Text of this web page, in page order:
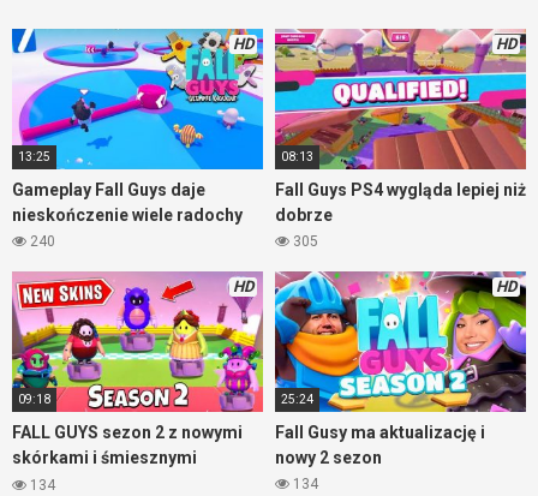
rozgrywki. Ogląda się go niezwykle przyjemnie i widać na nim
podstawowe mechaniki rozgrywki. Dzięki temu możecie
zdecydować, czy macie ochotę zagrać w tą nietuzinkową grę.
Fall Guys zwiastun pokazuje, że gry aby być popularne i
grywalne nie muszą być brutalne. Ta gra przesiąknięta jest
rywalizacją, ale nie ma w niej zbyt wiele przemocy. Uczy
współzawodnictwa i pokazuje, że przy konsoli można
świetnie się bawić. To rozrywka dla całej rodziny.
HD
13:25
Gameplay Fall Guys daje
nieskończenie wiele radochy
240
HD
08:13
Fall Guys PS4 wygląda lepiej niż
dobrze
305
HD
09:18
FALL GUYS sezon 2 z nowymi
skórkami i śmiesznymi
momentami
134
HD
25:24
Fall Gusy ma aktualizację i
nowy 2 sezon
134